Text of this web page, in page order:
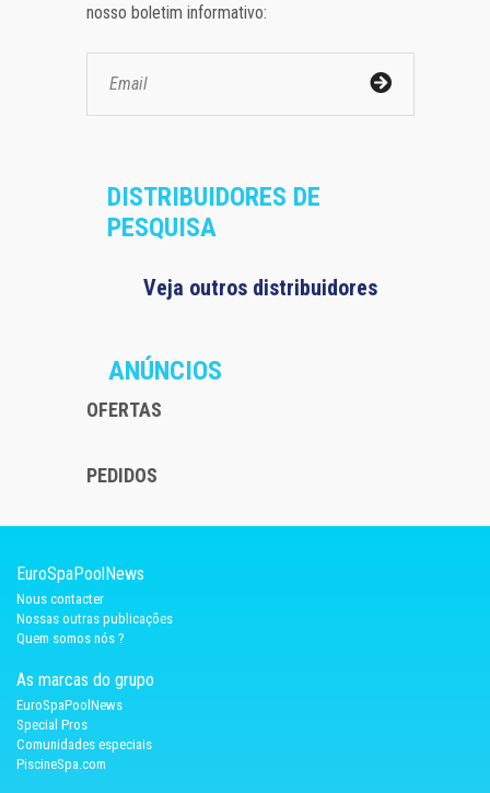
nosso boletim informativo:
DISTRIBUIDORES DE
PESQUISA
Veja outros distribuidores
ANÚNCIOS
OFERTAS
PEDIDOS
EuroSpaPoolNews
Nous contacter
Nossas outras publicações
Quem somos nós ?
As marcas do grupo
EuroSpaPoolNews
Special Pros
Comunidades especiais
PiscineSpa.com